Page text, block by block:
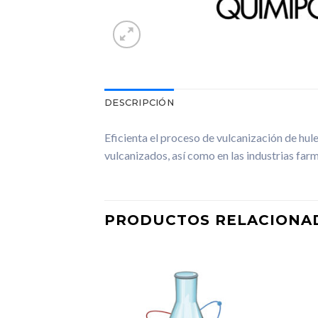
DESCRIPCIÓN
Eficienta el proceso de vulcanización de
vulcanizados, así como en las industrias
PRODUCTOS